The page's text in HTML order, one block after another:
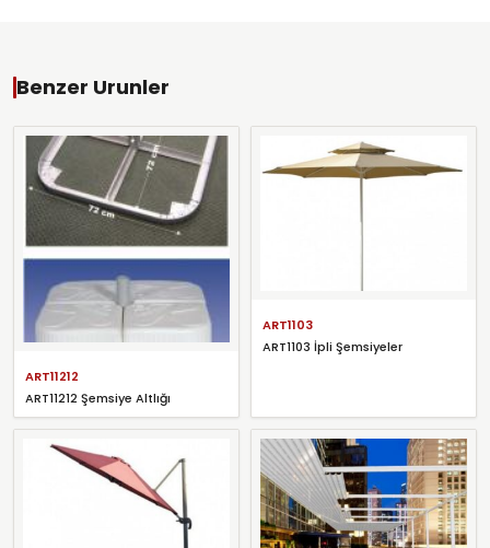
Benzer Urunler
ART11212
ART11212 Şemsiye Altlığı
ART1103
ART1103 İpli Şemsiyeler